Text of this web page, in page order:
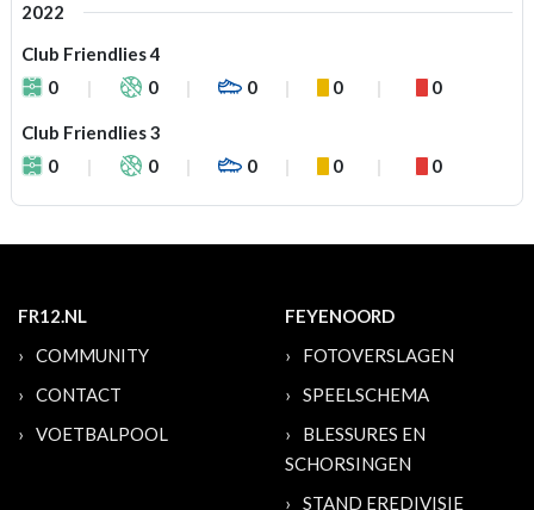
2022
Club Friendlies 4
0
0 0 0 0
Club Friendlies 3
0
0 0 0 0
FR12.NL
COMMUNITY
CONTACT
VOETBALPOOL
FEYENOORD
FOTOVERSLAGEN
SPEELSCHEMA
BLESSURES EN
SCHORSINGEN
STAND EREDIVISIE